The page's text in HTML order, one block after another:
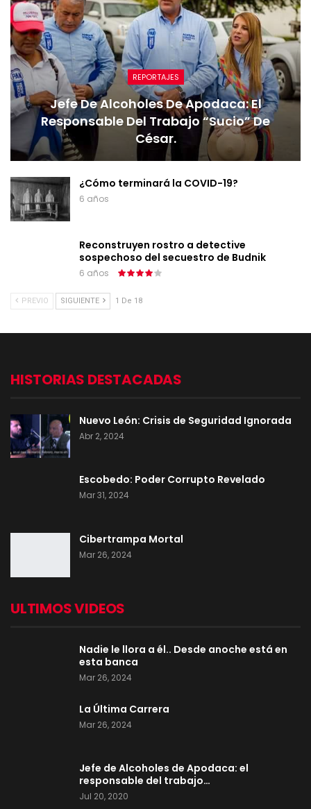
REPORTAJES
Jefe De Alcoholes De Apodaca: El
Responsable Del Trabajo “sucio” De
César.
¿Cómo terminará la COVID-19?
6 años
Reconstruyen rostro a detective
sospechoso del secuestro de Budnik
6 años
PREVIO SIGUIENTE 1 De 18
HISTORIAS DESTACADAS
Nuevo León: Crisis de Seguridad Ignorada
Abr 2, 2024
Escobedo: Poder Corrupto Revelado
Mar 31, 2024
Cibertrampa Mortal
Mar 26, 2024
ULTIMOS VIDEOS
Nadie le llora a él.. Desde anoche está en
esta banca
Mar 26, 2024
La Última Carrera
Mar 26, 2024
Jefe de Alcoholes de Apodaca: el
responsable del trabajo…
Jul 20, 2020